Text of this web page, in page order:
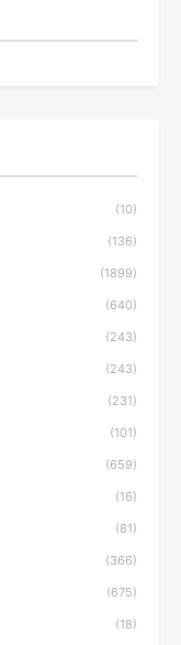
(10)
(136)
(1899)
(640)
(243)
(243)
(231)
(101)
(659)
(16)
(81)
(366)
(675)
(18)